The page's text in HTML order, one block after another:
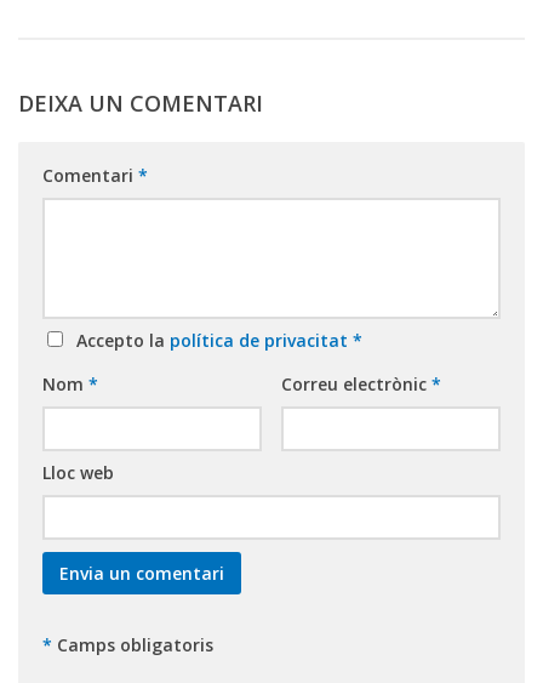
DEIXA UN COMENTARI
Comentari *
Accepto la política de privacitat *
Nom * Correu electrònic *
Lloc web
* Camps obligatoris